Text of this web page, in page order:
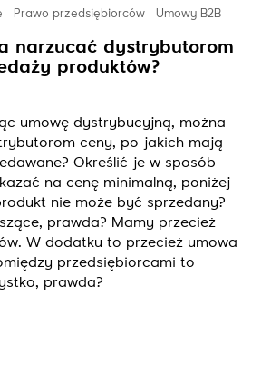
Prawo przedsiębiorców Umowy B2B
narzucać dystrybutorom
produktów?
umowę dystrybucyjną, można
ceny, po jakich mają
Określić je w sposób
na cenę minimalną, poniżej
nie może być sprzedany?
prawda? Mamy przecież
W dodatku to przecież umowa
przedsiębiorcami to
prawda?